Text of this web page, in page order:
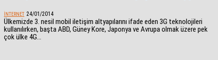
İNTERNET 24/01/2014
Ülkemizde 3. nesil mobil iletişim altyapılarını ifade eden 3G teknolojileri
kullanılırken, başta ABD, Güney Kore, Japonya ve Avrupa olmak üzere pek
çok ülke 4G...